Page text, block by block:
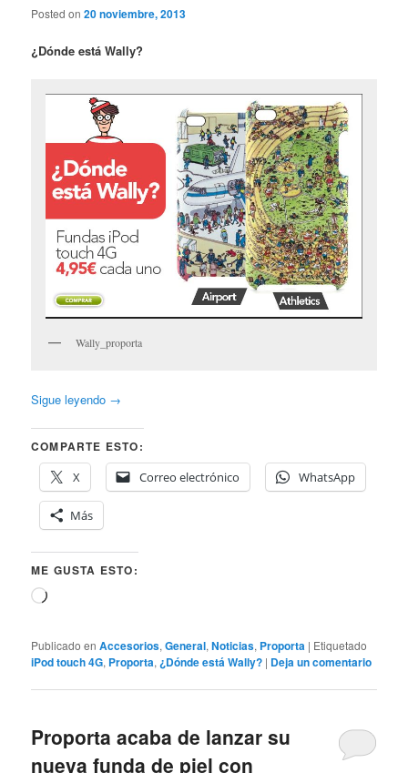
Posted on20 noviembre, 2013
¿Dónde está Wally?
Wally_proporta
Sigue leyendo →
COMPARTE ESTO:
X
Correo electrónico WhatsApp
Más
ME GUSTA ESTO:
Cargando...
Publicado en Accesorios,General,Noticias, Proporta | Etiquetado
iPod touch 4G, Proporta, ¿Dónde está Wally? | Deja un comentario
Proporta acaba de lanzar su
nueva funda de piel con